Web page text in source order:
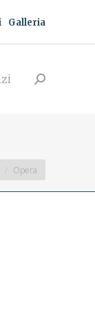
Galleria
Search:
here:Opera